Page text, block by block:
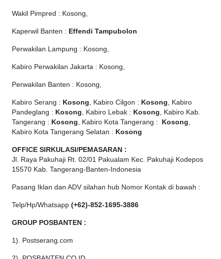
Wakil Pimpred : Kosong,
Kaperwil Banten : Effendi Tampubolon
Perwakilan Lampung : Kosong,
Kabiro Perwakilan Jakarta : Kosong,
Perwakilan Banten : Kosong,
Kabiro Serang : Kosong , Kabiro Cilgon : Kosong , Kabiro
Pandeglang : Kosong , Kabiro Lebak : Kosong , Kabiro Kab.
Tangerang : Kosong , Kabiro Kota Tangerang : Kosong
Kabiro Kota Tangerang Selatan : Kosong
OFFICE SIRKULASI/PEMASARAN :
Jl. Raya Pakuhaji Rt. 02/01 Pakualam Kec. Pakuhaji Kodepos
15570 Kab. Tangerang-Banten-Indonesia
Pasang Iklan dan ADV silahan hub Nomor Kontak di bawah :
Telp/Hp/Whatsapp (+62)-852-1695-3886
GROUP POSBANTEN :
1). Postserang.com